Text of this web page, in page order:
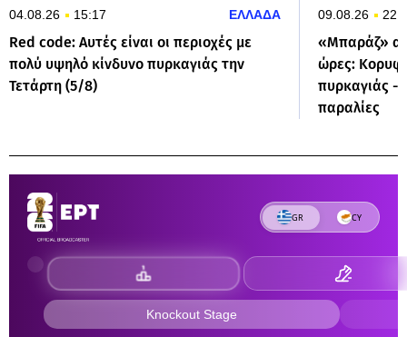
04.08.26 15:17 ΕΛΛΑΔΑ
Red code: Αυτές είναι οι περιοχές με
πολύ υψηλό κίνδυνο πυρκαγιάς την
Τετάρτη (5/8)
09.08.26
«Μπαράζ»
ώρες:
πυρκαγιάς -
παραλίες